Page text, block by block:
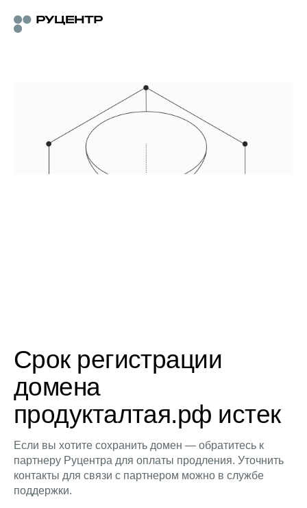
Срок регистрации
домена
продукталтая.рф истек
Если вы хотите сохранить домен — обратитесь к
партнеру Руцентра для оплаты продления. Уточнить
контакты для связи с партнером можно в службе
поддержки.